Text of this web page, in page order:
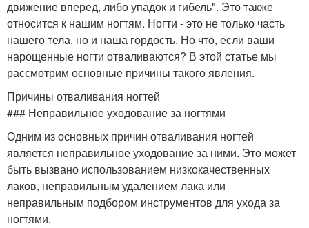
движение вперед, либо упадок и гибель". Это также
относится к нашим ногтям. Ногти - это не только часть
нашего тела, но и наша гордость. Но что, если ваши
нарощенные ногти отваливаются? В этой статье мы
рассмотрим основные причины такого явления.
Причины отваливания ногтей
### Неправильное уходование за ногтями
Одним из основных причин отваливания ногтей
является неправильное уходование за ними. Это может
быть вызвано использованием низкокачественных
лаков, неправильным удалением лака или
неправильным подбором инструментов для ухода за
ногтями.